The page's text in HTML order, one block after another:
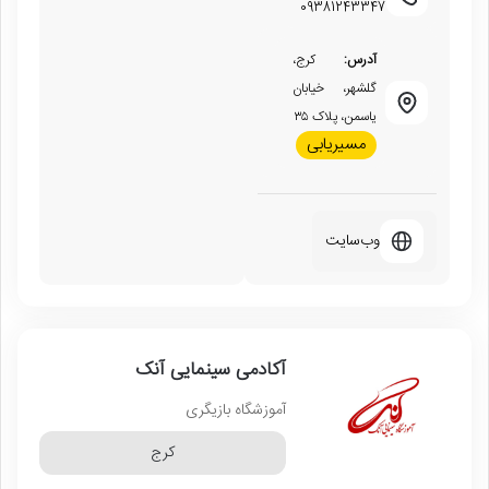
09381243347
آدرس: کرج،
گلشهر، خیابان
یاسمن، پلاک ۳۵
مسیریابی
وب‌سایت
آکادمی سینمایی آنک
آموزشگاه بازیگری
کرج